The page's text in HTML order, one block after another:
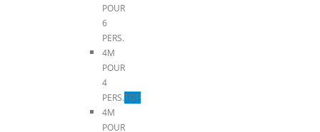
POUR
6
PERS.
4M
POUR
4
PERS.TOP
4M
POUR